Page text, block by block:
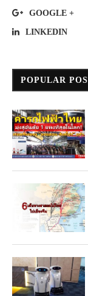
GOOGLE +
LINKEDIN
POPULAR